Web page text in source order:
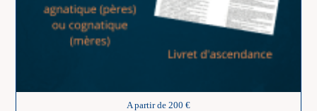
A partir de 200 €